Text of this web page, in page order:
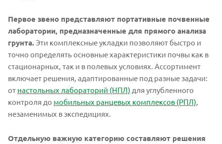
Первое звено представляют портативные почвенные
лаборатории, предназначенные для прямого анализа
грунта.Эти комплексные укладки позволяют быстро и
точно определять основные характеристики почвы как в
стационарных, так и в полевых условиях. Ассортимент
включает решения, адаптированные под разные задачи:
от настольных лабораторий (НПЛ) для углубленного
контроля до мобильных ранцевых комплексов (РПЛ)
незаменимых в экспедициях.
Отдельную важную категорию составляют решения